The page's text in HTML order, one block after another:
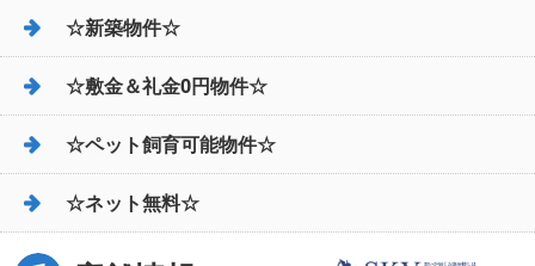
☆新築物件☆
☆敷金＆礼金0円物件☆
☆ペット飼育可能物件☆
☆ネット無料☆